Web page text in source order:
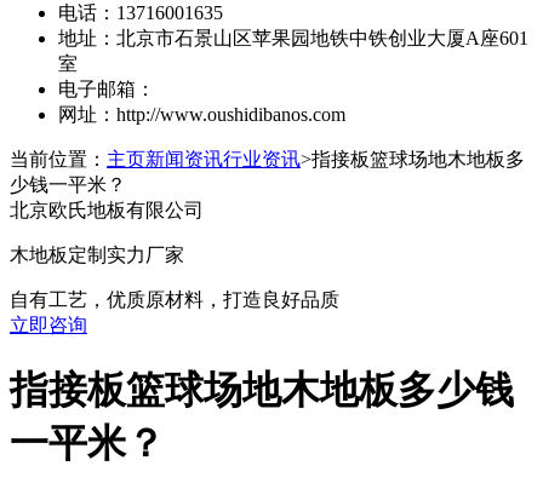
电话：13716001635
地址：北京市石景山区苹果园地铁中铁创业大厦A座601
室
电子邮箱：
网址：http://www.oushidibanos.com
当前位置： 主页新闻资讯行业资讯>指接板篮球场地木地板多
少钱一平米？
北京欧氏地板有限公司
木地板定制实力厂家
自有工艺，优质原材料，打造良好品质
立即咨询
指接板篮球场地木地板多少钱
一平米？